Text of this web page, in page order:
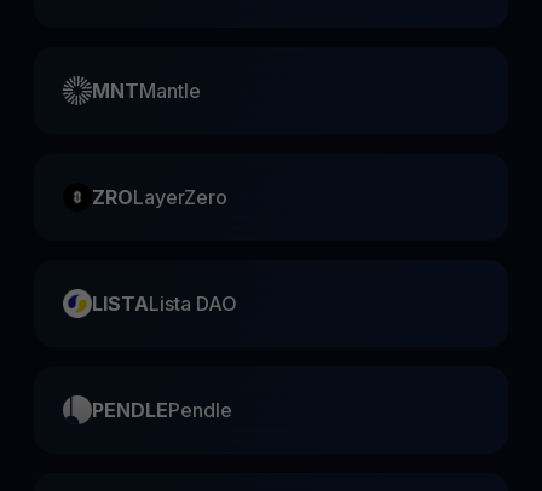
MNTMantle
ZROLayerZero
LISTALista DAO
PENDLEPendle